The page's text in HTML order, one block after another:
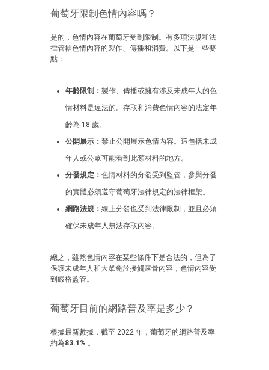
葡萄牙限制色情內容嗎？
是的，色情內容在葡萄牙受到限制。有多項法規和法
律管轄色情內容的製作、傳播和消費。以下是一些要
點：
年齡限制： 製作、傳播或擁有涉及未成年人的色
情材料是違法的。存取和消費色情內容的法定年
齡為 18 歲。
公開展示： 禁止公開展示色情內容。這包括未成
年人或公眾可能看到此類材料的地方。
分發規定： 色情材料的分發受到監管，參與分發
的實體必須遵守葡萄牙法律規定的法律框架。
網路法規： 線上分發也受到法律限制，並且必須
確保未成年人無法存取內容。
總之，雖然色情內容在某些條件下是合法的，但為了
保護未成年人和大眾免於接觸露骨內容，色情內容受
到嚴格監管。
葡萄牙目前的網路普及率是多少？
根據最新數據，截至 2022 年，葡萄牙的網路普及率
約為83.1% 。